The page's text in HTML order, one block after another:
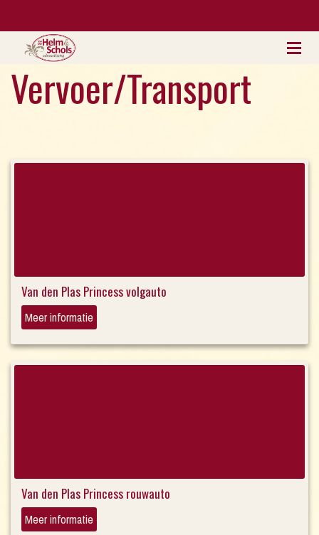
Vervoer/Transport
Van den Plas Princess volgauto
Meer informatie
Van den Plas Princess rouwauto
Meer informatie